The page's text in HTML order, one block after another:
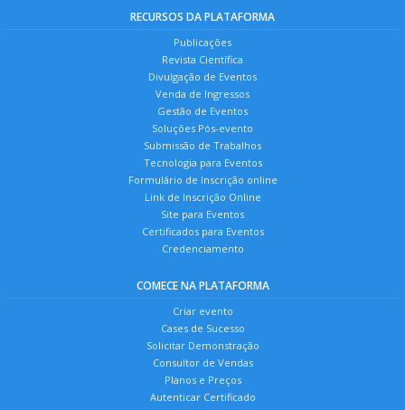
RECURSOS DA PLATAFORMA
Publicações
Revista Científica
Divulgação de Eventos
Venda de Ingressos
Gestão de Eventos
Soluções Pós-evento
Submissão de Trabalhos
Tecnologia para Eventos
Formulário de Inscrição online
Link de Inscrição Online
Site para Eventos
Certificados para Eventos
Credenciamento
COMECE NA PLATAFORMA
Criar evento
Cases de Sucesso
Solicitar Demonstração
Consultor de Vendas
Planos e Preços
Autenticar Certificado